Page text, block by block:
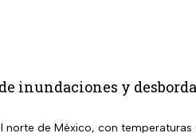
inundaciones y
de México, con